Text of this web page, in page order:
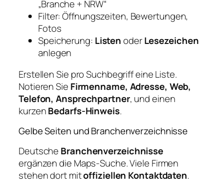
„Branche + NRW“
Filter: Öffnungszeiten, Bewertungen,
Fotos
Speicherung: ListenoderLesezeichen
anlegen
Erstellen Sie pro Suchbegriff eine Liste.
Notieren Sie Firmenname, Adresse, Web,
Telefon, Ansprechpartner, und einen
kurzenBedarfs‑Hinweis.
Gelbe Seiten und Branchenverzeichnisse
Deutsche Branchenverzeichnisse
ergänzen die Maps‑Suche. Viele Firmen
stehen dort mitoffiziellen Kontaktdaten.